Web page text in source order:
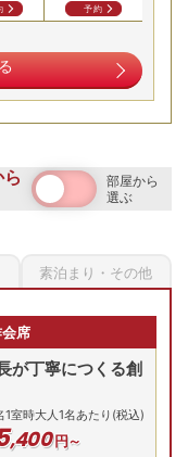
呂や7種ある無料の貸
能ください。
かせ客室
予約
部屋から
選ぶ
素泊まり・その他
席
が丁寧につくる創
1室時大人1名あたり(税込)
,400円～